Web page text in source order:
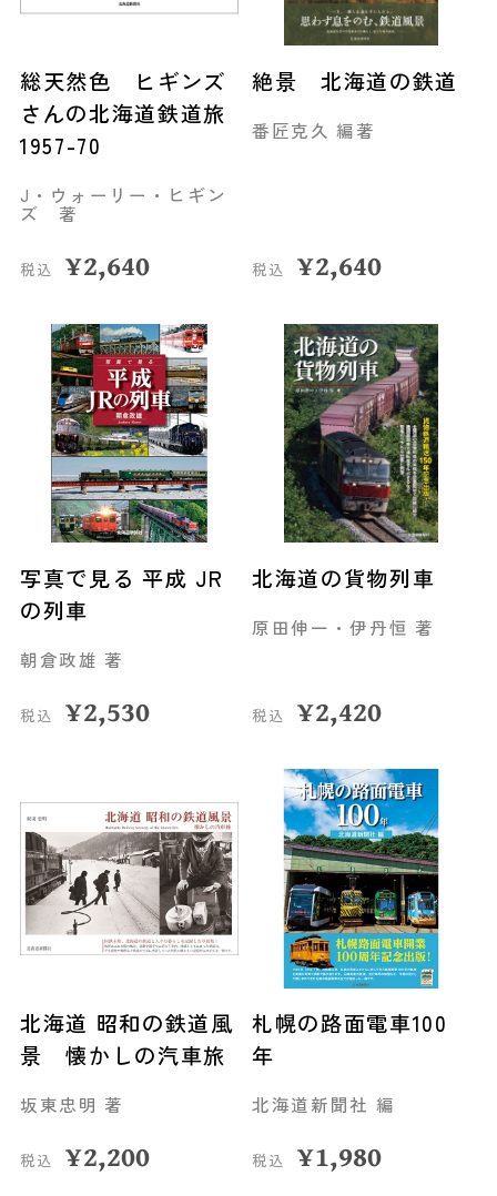
総天然色 ヒギンズ
さんの北海道鉄道旅
1957-70
J・ウォーリー・ヒギン
ズ 著
税込 ¥2,640
絶景 北海道の鉄道
番匠克久 編著
税込 ¥2,640
写真で見る 平成 JR
の列車
朝倉政雄 著
税込 ¥2,530
北海道の貨物列車
原田伸一・伊丹恒 著
税込 ¥2,420
北海道 昭和の鉄道風
景 懐かしの汽車旅
坂東忠明 著
税込 ¥2,200
札幌の路面電車100
年
北海道新聞社 編
税込 ¥1,980